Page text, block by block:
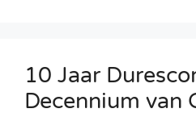
10 Jaar
Decennium van